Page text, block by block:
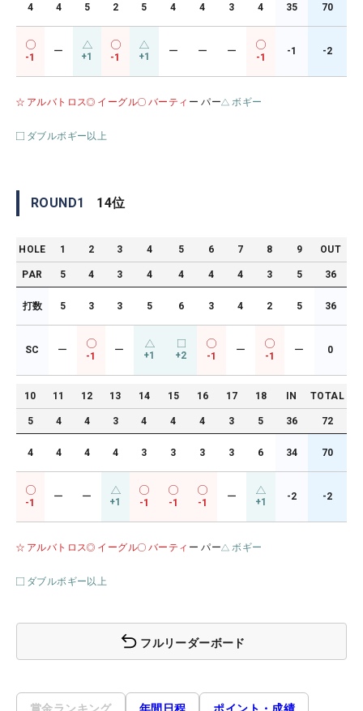
4 4 5 2 5 4 4 3 4 35 70
-1
ー +1 -1 +1 ー ー ー
-1
-1 -2
アルバトロス イーグル バーティ ー パー ボギー
ダブルボギー以上
ROUND1 14位
HOLE 1 2 3 4 5 6 7 8 9 OUT
PAR 5 4 3 4 4 4 4 3 5 36
打数 5 3 3 5 6 3 4 2 5 36
SC ー
-1
ー +1 +2 -1
ー
-1
ー 0
10 11 12 13 14 15 16 17 18 IN TOTAL
5 4 4 3 4 4 4 3 5 36 72
4 4 4 4 3 3 3 3 6 34 70
-1
ー ー +1 -1 -1 -1
ー +1 -2 -2
アルバトロス イーグル バーティ ー パー ボギー
ダブルボギー以上
フルリーダーボード